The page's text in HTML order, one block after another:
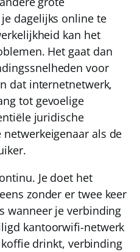
dagelijks online te
kan het
Het gaat dan
voor
dat internetnetwerk,
tot gevoelige
juridische
als de
Je doet het
zonder er twee keer
wanneer je verbinding
kantoorwifi-netwerk
drinkt, verbinding